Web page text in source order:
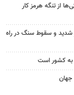
از تنگه هرمز کار
برای ۴ استان؛ رگبار شدید و سقوط سنگ در راه
به کشور است
جهان